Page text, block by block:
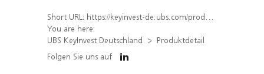
Short URL: https://keyinvest-de.ubs.com/produkt/detail/index/isin/DE000UH2T6D5
You are here:
UBS KeyInvest Deutschland
Produktdetail
Folgen Sie uns auf